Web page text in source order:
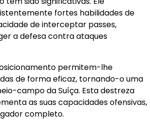
fortes habilidades de
de interceptar passes,
a defesa contra ataques
permitem-lhe
de forma eficaz, tornando-o uma
campo da Suíça. Esta destreza
as suas capacidades ofensivas,
completo.